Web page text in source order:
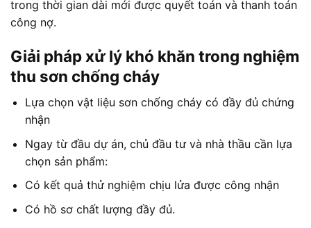
trong thời gian dài mới được quyết toán và thanh toán
công nợ.
Giải pháp xử lý khó khăn trong nghiệm
thu sơn chống cháy
Lựa chọn vật liệu sơn chống cháy có đầy đủ chứng
nhận
Ngay từ đầu dự án, chủ đầu tư và nhà thầu cần lựa
chọn sản phẩm:
Có kết quả thử nghiệm chịu lửa được công nhận
Có hồ sơ chất lượng đầy đủ.